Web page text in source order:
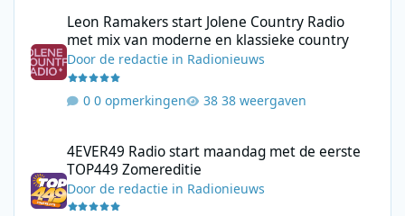
Leon Ramakers start Jolene Country Radio
met mix van moderne en klassieke country
Doorde redactie in Radionieuws
0 opmerkingen 38 weergaven
4EVER49 Radio start maandag met de eerste
TOP449 Zomereditie
Doorde redactie in Radionieuws